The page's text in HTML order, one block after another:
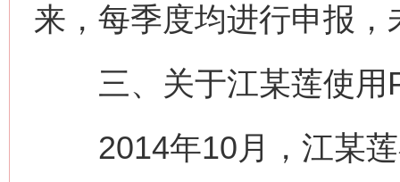
来，每季度均进行申报
三、关于江某莲使用
2014年10月，江某莲